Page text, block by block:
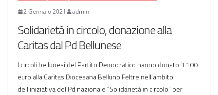
2 Gennaio 2021 admin
Solidarietà in circolo, donazione alla
Caritas dal Pd Bellunese
I circoli bellunesi del Partito Democratico hanno donato 3.100
euro alla Caritas Diocesana Belluno Feltre nell’ambito
dell’iniziativa del Pd nazionale “Solidarietà in circolo” per